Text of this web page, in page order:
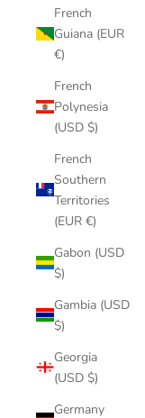
French
Guiana (EUR
€)
French
Polynesia
(USD $)
French
Southern
Territories
(EUR €)
Gabon (USD
$)
Gambia (USD
$)
Georgia
(USD $)
Germany